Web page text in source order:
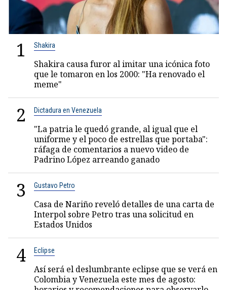
1 Shakira
Shakira causa furor al imitar una icónica foto
que le tomaron en los 2000: "Ha renovado el
meme"
2 Dictadura en Venezuela
"La patria le quedó grande, al igual que el
uniforme y el poco de estrellas que portaba":
ráfaga de comentarios a nuevo video de
Padrino López arreando ganado
3 Gustavo Petro
Casa de Nariño reveló detalles de una carta de
Interpol sobre Petro tras una solicitud en
Estados Unidos
4 Eclipse
Así será el deslumbrante eclipse que se verá en
Colombia y Venezuela este mes de agosto: